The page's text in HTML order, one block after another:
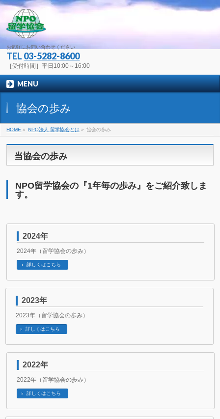
お気軽にお問い合わせください
TEL 03-5282-8600
［受付時間］平日10:00～16:00
MENU
協会の歩み
HOME » NPO法人 留学協会とは » 協会の歩み
当協会の歩み
NPO留学協会の『1年毎の歩み』をご紹介致しま
す。
2024年
2024年（留学協会の歩み）
詳しくはこちら
2023年
2023年（留学協会の歩み）
詳しくはこちら
2022年
2022年（留学協会の歩み）
詳しくはこちら